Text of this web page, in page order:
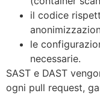
il codice
le
necessarie.
SAST e DAST
ogni pull request,